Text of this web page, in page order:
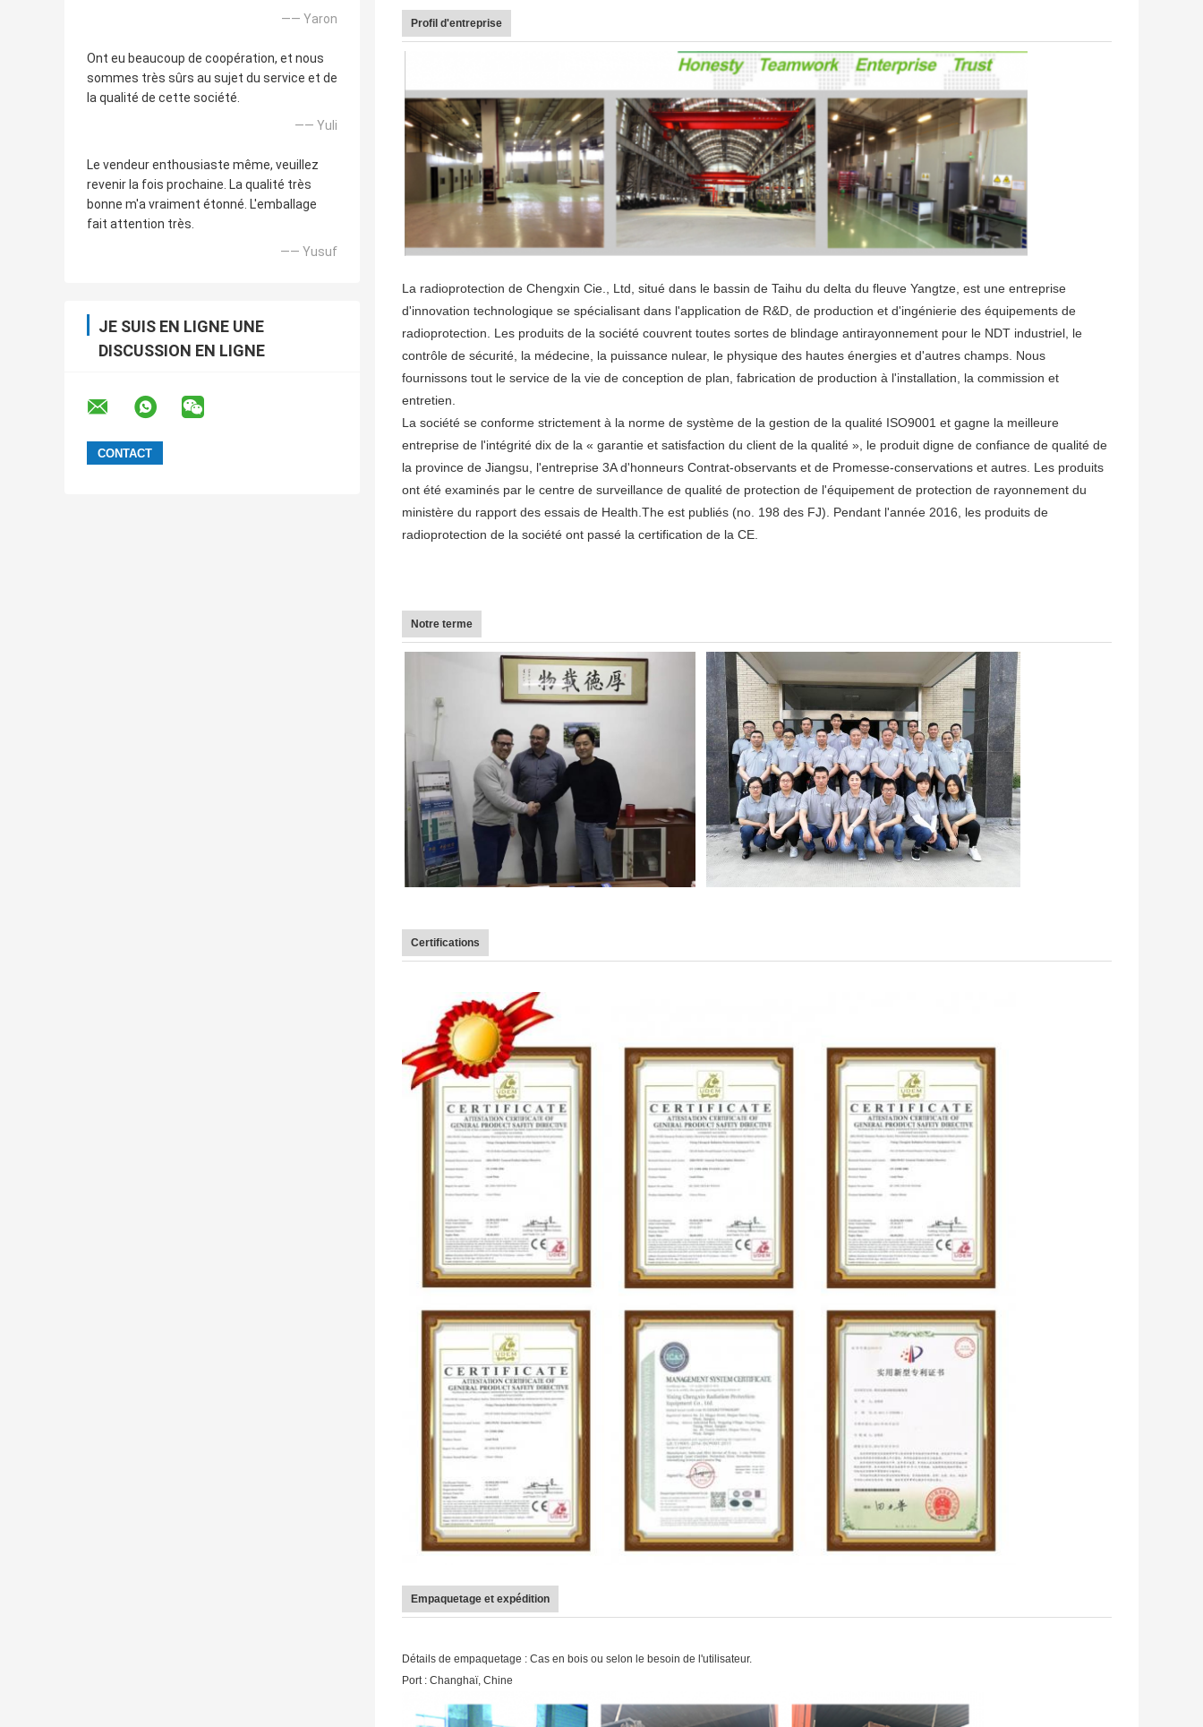
—— Yaron
Ont eu beaucoup de coopération, et nous
sommes très sûrs au sujet du service et de
la qualité de cette société.
—— Yuli
Le vendeur enthousiaste même, veuillez
revenir la fois prochaine. La qualité très
bonne m'a vraiment étonné. L'emballage
fait attention très.
—— Yusuf
JE SUIS EN LIGNE UNE
DISCUSSION EN LIGNE
Profil d'entreprise
La radioprotection de Chengxin Cie., Ltd, situé dans le bassin de Taihu du delta du fleuve Yangtze, est une entreprise
d'innovation technologique se spécialisant dans l'application de R&D, de production et d'ingénierie des équipements de
radioprotection. Les produits de la société couvrent toutes sortes de blindage antirayonnement pour le NDT industriel, le
contrôle de sécurité, la médecine, la puissance nulear, le physique des hautes énergies et d'autres champs. Nous
fournissons tout le service de la vie de conception de plan, fabrication de production à l'installation, la commission et
entretien.
La société se conforme strictement à la norme de système de la gestion de la qualité ISO9001 et gagne la meilleure
entreprise de l'intégrité dix de la « garantie et satisfaction du client de la qualité », le produit digne de confiance de qualité de
la province de Jiangsu, l'entreprise 3A d'honneurs Contrat-observants et de Promesse-conservations et autres. Les produits
ont été examinés par le centre de surveillance de qualité de protection de l'équipement de protection de rayonnement du
ministère du rapport des essais de Health.The est publiés (no. 198 des FJ). Pendant l'année 2016, les produits de
radioprotection de la société ont passé la certification de la CE.
Notre terme
Certifications
Empaquetage et expédition
Détails de empaquetage : Cas en bois ou selon le besoin de l'utilisateur.
Port : Changhaï, Chine